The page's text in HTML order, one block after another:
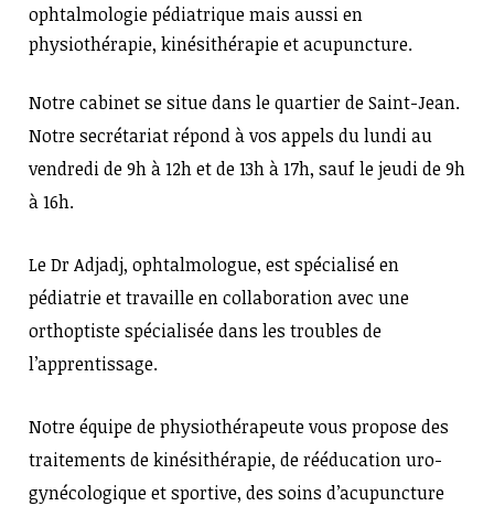
ophtalmologie pédiatrique mais aussi en
physiothérapie, kinésithérapie et acupuncture.
Notre cabinet se situe dans le quartier de Saint-Jean.
Notre secrétariat répond à vos appels du lundi au
vendredi de 9h à 12h et de 13h à 17h, sauf le jeudi de 9h
à 16h.
Le Dr Adjadj, ophtalmologue, est spécialisé en
pédiatrie et travaille en collaboration avec une
orthoptiste spécialisée dans les troubles de
l’apprentissage.
Notre équipe de physiothérapeute vous propose des
traitements de kinésithérapie, de rééducation uro-
gynécologique et sportive, des soins d’acupuncture